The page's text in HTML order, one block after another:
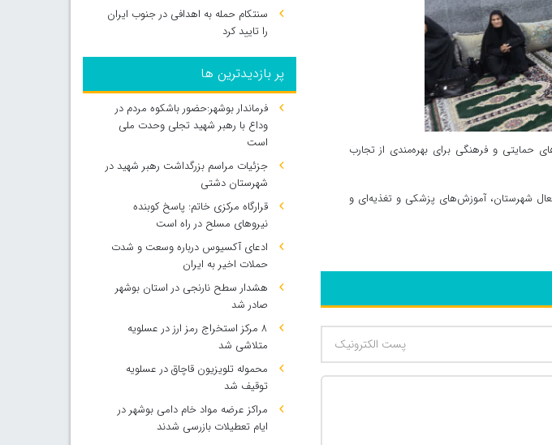
حمایتی و فرهنگی برای بهره‌مندی از تجارب
شهرستان، آموزش‌های پزشکی و تغذیه‌ای و
سنتکام حمله به اهدافی در جنوب ایران
را تایید کرد
پر بازدیدترین ها
فرماندار بوشهر:حضور باشکوه مردم در
وداع با رهبر شهید تجلی وحدت ملی
است
جزئیات مراسم بزرگداشت رهبر شهید در
شهرستان دشتی
قرارگاه مرکزی خاتم: پاسخ کوبنده
نیروهای مسلح در راه است
ادعای آکسیوس درباره وسعت و شدت
حملات اخیر به ایران
هشدار سطح نارنجی در استان بوشهر
صادر شد
۸ مرکز استخراج رمز ارز در عسلویه
متلاشی شد
محموله تلویزیون قاچاق در عسلویه
توقیف شد
مراکز عرضه مواد خام دامی بوشهر در
ایام تعطیلات بازرسی شدند